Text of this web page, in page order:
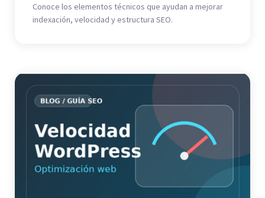
Conoce los elementos técnicos que ayudan a mejorar
indexación, velocidad y estructura SEO.